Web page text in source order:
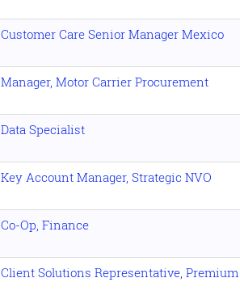
Customer Care Senior Manager Mexico
Manager, Motor Carrier Procurement
Data Specialist
Key Account Manager, Strategic NVO
Co-Op, Finance
Client Solutions Representative, Premium